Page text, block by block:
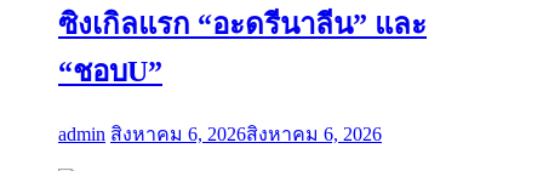
ซิงเกิลแรก “อะดรีนาลีน” และ
“ชอบU”
admin สิงหาคม 6, 2026สิงหาคม 6, 2026